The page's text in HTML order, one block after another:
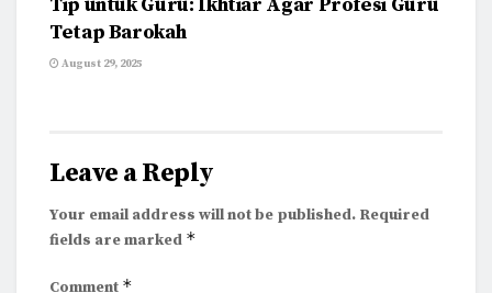
Tip untuk Guru: Ikhtiar Agar Profesi Guru
Tetap Barokah
August 29, 2025
Leave a Reply
Your email address will not be published. Required
fields are marked *
Comment *